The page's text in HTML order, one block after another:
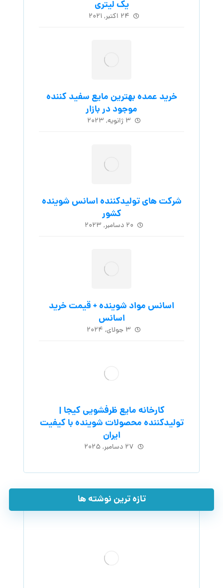
یک لیتری
۲۴ اکتبر, ۲۰۲۱
خرید عمده بهترین مایع سفید کننده
موجود در بازار
۳ ژانویه, ۲۰۲۳
شرکت های تولیدکننده اسانس شوینده
کشور
۲۰ دسامبر, ۲۰۲۳
اسانس مواد شوینده + قیمت خرید
اسانس
۳ جولای, ۲۰۲۴
کارخانه مایع ظرفشویی کیجا |
تولیدکننده محصولات شوینده با کیفیت
ایران
۲۷ دسامبر, ۲۰۲۵
تازه ترین نوشته ها